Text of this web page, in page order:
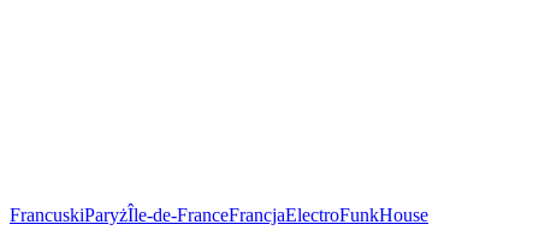
FrancuskiParyżÎle-de-FranceFrancjaElectroFunkHouse